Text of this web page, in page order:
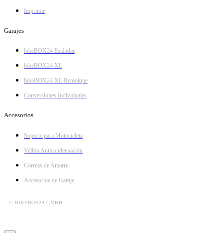
Imprimir
Garajes
bikeBOX24 Estándar
bikeBOX24 XL
bikeBOX24 XL Remolque
Conversiones Individuales
Accesorios
Soporte para Motocicleta
Vellón Anticondensación
Correas de Amarre
Accesorios de Garaje
© BIKEBOX24 GMBH